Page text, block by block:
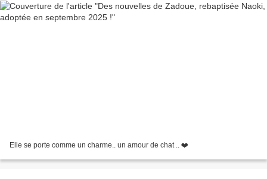
Elle se porte comme un charme.. un amour de chat .. ❤️